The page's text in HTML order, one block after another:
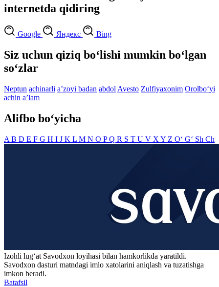
internetda qidiring
Google Яндекс Bing
Siz uchun qiziq bo‘lishi mumkin bo‘lgan
so‘zlar
Neptun achinarli aʼzoyi badan abdol Avesto Zulfiyaxonim Orolbo‘yi
achin aʼlam
Alifbo bo‘yicha
A B D E F G H I J K L M N O PQ R S T U V X Y Z O‘ G‘ Sh Ch
Izohli lugʻat Savodxon loyihasi bilan hamkorlikda yaratildi.
Savodxon dasturi matndagi imlo xatolarini aniqlash va tuzatishga
imkon beradi.
Batafsil